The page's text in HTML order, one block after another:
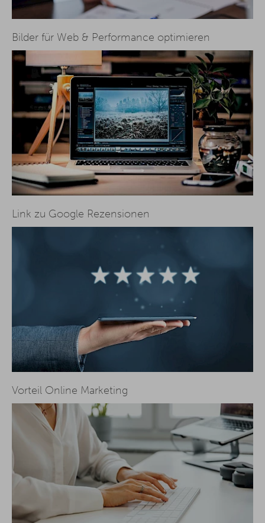
Bilder für Web & Performance optimieren
Link zu Google Rezensionen
Vorteil Online Marketing